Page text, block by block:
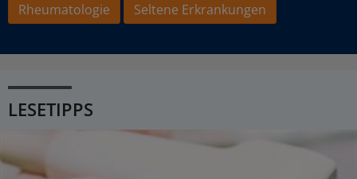
Rheumatologie
Seltene Erkrankungen
LESETIPPS